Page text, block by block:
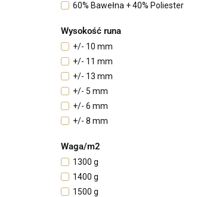
60% Bawełna + 40% Poliester
Polyester
Wysokość runa
+/- 10 mm
+/- 11 mm
+/- 13 mm
+/- 5 mm
+/- 6 mm
+/- 8 mm
Waga/m2
1300 g
1400 g
1500 g